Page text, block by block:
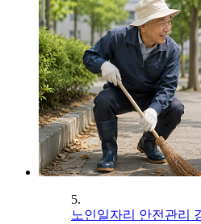
5.
노인일자리 안전관리